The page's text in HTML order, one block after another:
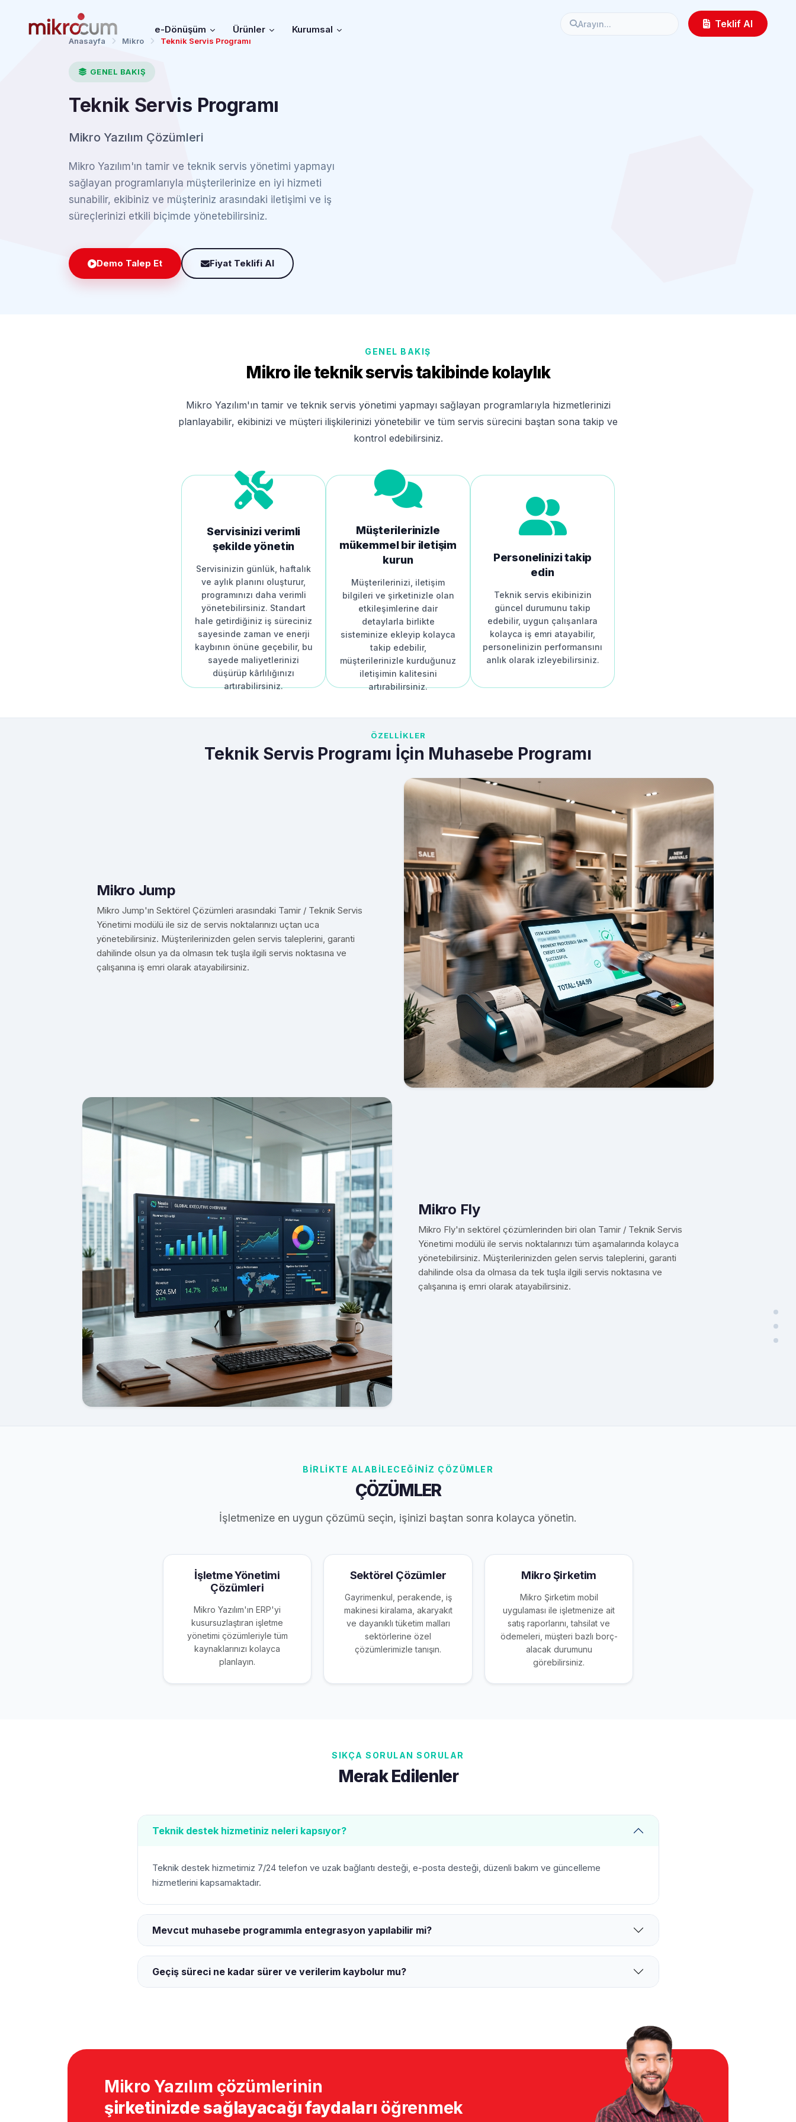
Arayın... Teklif Al
e-Dönüşüm Ürünler Kurumsal
Anasayfa Mikro Teknik Servis Programı
GENEL BAKIŞ
Teknik Servis Programı
Mikro Yazılım Çözümleri
Mikro Yazılım'ın tamir ve teknik servis yönetimi yapmayı
sağlayan programlarıyla müşterilerinize en iyi hizmeti
sunabilir, ekibiniz ve müşteriniz arasındaki iletişimi ve iş
süreçlerinizi etkili biçimde yönetebilirsiniz.
Demo Talep Et Fiyat Teklifi Al
GENEL BAKIŞ
Mikro ile teknik servis takibinde kolaylık
Mikro Yazılım'ın tamir ve teknik servis yönetimi yapmayı sağlayan programlarıyla hizmetlerinizi
planlayabilir, ekibinizi ve müşteri ilişkilerinizi yönetebilir ve tüm servis sürecini baştan sona takip ve
kontrol edebilirsiniz.
Servisinizi verimli
şekilde yönetin
Servisinizin günlük, haftalık
ve aylık planını oluşturur,
programınızı daha verimli
yönetebilirsiniz. Standart
hale getirdiğiniz iş süreciniz
sayesinde zaman ve enerji
kaybının önüne geçebilir, bu
sayede maliyetlerinizi
düşürüp kârlılığınızı
artırabilirsiniz.
Müşterilerinizle
mükemmel bir iletişim
kurun
Müşterilerinizi, iletişim
bilgileri ve şirketinizle olan
etkileşimlerine dair
detaylarla birlikte
sisteminize ekleyip kolayca
takip edebilir,
müşterilerinizle kurduğunuz
iletişimin kalitesini
artırabilirsiniz.
Personelinizi takip
edin
Teknik servis ekibinizin
güncel durumunu takip
edebilir, uygun çalışanlara
kolayca iş emri atayabilir,
personelinizin performansını
anlık olarak izleyebilirsiniz.
ÖZELLİKLER
Teknik Servis Programı İçin Muhasebe Programı
Mikro Jump
Mikro Jump'ın Sektörel Çözümleri arasındaki Tamir / Teknik Servis
Yönetimi modülü ile siz de servis noktalarınızı uçtan uca
yönetebilirsiniz. Müşterilerinizden gelen servis taleplerini, garanti
dahilinde olsun ya da olmasın tek tuşla ilgili servis noktasına ve
çalışanına iş emri olarak atayabilirsiniz.
Mikro Fly
Mikro Fly'ın sektörel çözümlerinden biri olan Tamir / Teknik Servis
Yönetimi modülü ile servis noktalarınızı tüm aşamalarında kolayca
yönetebilirsiniz. Müşterilerinizden gelen servis taleplerini, garanti
dahilinde olsa da olmasa da tek tuşla ilgili servis noktasına ve
çalışanına iş emri olarak atayabilirsiniz.
BİRLİKTE ALABİLECEĞİNİZ ÇÖZÜMLER
ÇÖZÜMLER
İşletmenize en uygun çözümü seçin, işinizi baştan sonra kolayca yönetin.
İşletme Yönetimi
Çözümleri
Mikro Yazılım'ın ERP'yi
kusursuzlaştıran işletme
yönetimi çözümleriyle tüm
kaynaklarınızı kolayca
planlayın.
Sektörel Çözümler
Gayrimenkul, perakende, iş
makinesi kiralama, akaryakıt
ve dayanıklı tüketim malları
sektörlerine özel
çözümlerimizle tanışın.
Mikro Şirketim
Mikro Şirketim mobil
uygulaması ile işletmenize ait
satış raporlarını, tahsilat ve
ödemeleri, müşteri bazlı borç-
alacak durumunu
görebilirsiniz.
SIKÇA SORULAN SORULAR
Merak Edilenler
Teknik destek hizmetiniz neleri kapsıyor?
Teknik destek hizmetimiz 7/24 telefon ve uzak bağlantı desteği, e-posta desteği, düzenli bakım ve güncelleme
hizmetlerini kapsamaktadır.
Mevcut muhasebe programımla entegrasyon yapılabilir mi?
Geçiş süreci ne kadar sürer ve verilerim kaybolur mu?
Mikro Yazılım çözümlerinin
şirketinizde sağlayacağı faydaları öğrenmek